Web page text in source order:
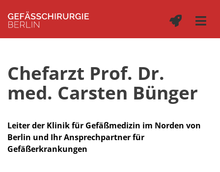
Chefarzt Prof. Dr.
med. Carsten Bünger
Leiter der Klinik für Gefäßmedizin im Norden von
Berlin und Ihr Ansprechpartner für
Gefäßerkrankungen